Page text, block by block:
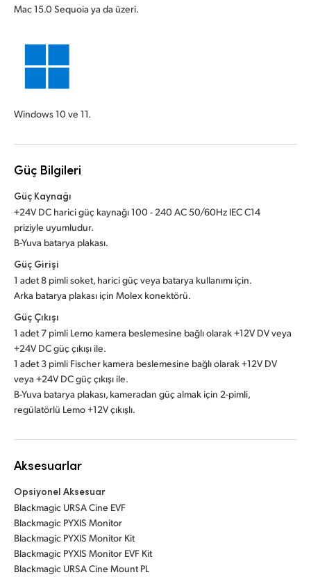
Mac 15.0 Sequoia ya da üzeri.
Windows 10 ve 11.
Güç Bilgileri
Güç Kaynağı
+24V DC harici güç kaynağı 100 - 240 AC 50/60Hz IEC C14
priziyle uyumludur.
B-Yuva batarya plakası.
Güç Girişi
1 adet 8 pimli soket, harici güç veya batarya kullanımı için.
Arka batarya plakası için Molex konektörü.
Güç Çıkışı
1 adet 7 pimli Lemo kamera beslemesine bağlı olarak +12V DV veya
+24V DC güç çıkışı ile.
1 adet 3 pimli Fischer kamera beslemesine bağlı olarak +12V DV
veya +24V DC güç çıkışı ile.
B-Yuva batarya plakası, kameradan güç almak için 2-pimli,
regülatörlü Lemo +12V çıkışlı.
Aksesuarlar
Opsiyonel Aksesuar
Blackmagic URSA Cine EVF
Blackmagic PYXIS Monitor
Blackmagic PYXIS Monitor Kit
Blackmagic PYXIS Monitor EVF Kit
Blackmagic URSA Cine Mount PL